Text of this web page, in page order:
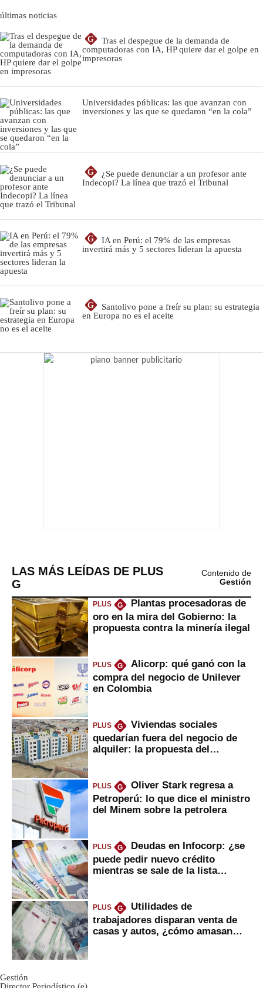
últimas noticias
G
Tras el despegue de la demanda de
computadoras con IA, HP quiere dar el golpe en
impresoras
Universidades públicas: las que avanzan con
inversiones y las que se quedaron “en la cola”
G
¿Se puede denunciar a un profesor ante
Indecopi? La línea que trazó el Tribunal
G
IA en Perú: el 79% de las empresas
invertirá más y 5 sectores lideran la apuesta
G
Santolivo pone a freír su plan: su estrategia
en Europa no es el aceite
LAS MÁS LEÍDAS DE PLUS
G
Contenido de
Gestión
PLUS G
Plantas procesadoras de
oro en la mira del Gobierno: la
propuesta contra la minería ilegal
PLUS G
Alicorp: qué ganó con la
compra del negocio de Unilever
en Colombia
PLUS G
Viviendas sociales
quedarían fuera del negocio de
alquiler: la propuesta del
PLUS G
Oliver Stark regresa a
Petroperú: lo que dice el ministro
del Minem sobre la petrolera
PLUS G
Deudas en Infocorp: ¿se
puede pedir nuevo crédito
mientras se sale de la lista
PLUS G
Utilidades de
trabajadores disparan venta de
casas y autos, ¿cómo amasan
Gestión
Director Periodístico (e)